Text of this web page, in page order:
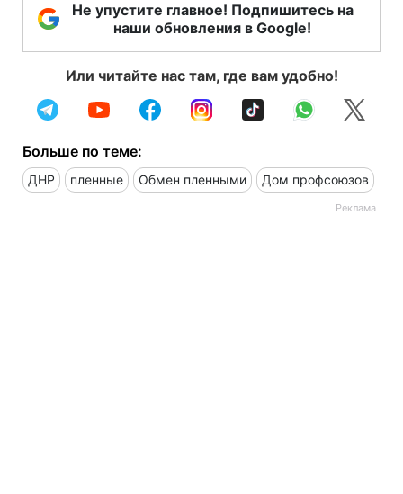
Не упустите главное! Подпишитесь на
наши обновления в Google!
Или читайте нас там, где вам удобно!
Больше по теме:
ДНР пленные Обмен пленными Дом профсоюзов